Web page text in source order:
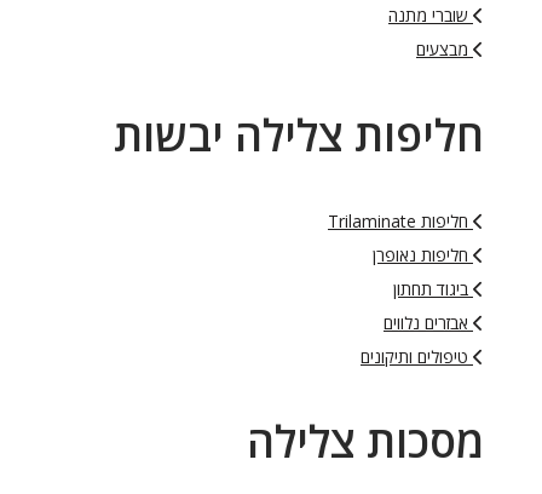
שוברי מתנה
מבצעים
חליפות צלילה יבשות
חליפות Trilaminate
חליפות נאופרן
ביגוד תחתון
אבזרים נלווים
טיפולים ותיקונים
מסכות צלילה